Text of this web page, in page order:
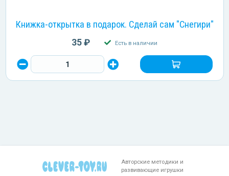
Книжка-открытка в подарок. Сделай сам "Снегири"
35 ₽ Есть в наличии
Авторские методики и
развивающие игрушки